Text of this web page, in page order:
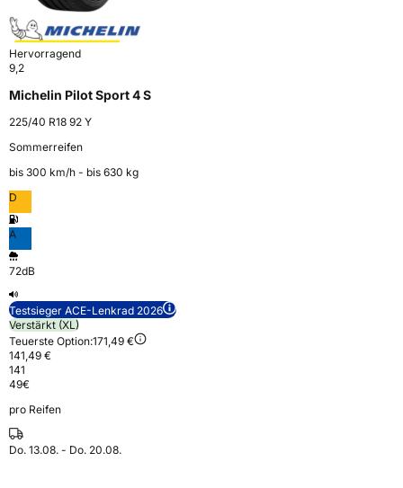
Hervorragend
9,2
Michelin Pilot Sport 4 S
225/40 R18 92 Y
Sommerreifen
bis 300 km⁠/⁠h - bis 630 kg
D
A
72dB
Testsieger ACE-Lenkrad 2026
Verstärkt (XL)
Teuerste Option:171,49 €
141,49 €
141
49€
pro Reifen
Do. 13.08. - Do. 20.08.